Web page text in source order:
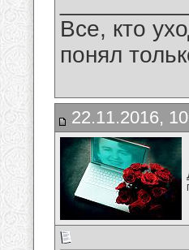
Все, кто
понял
22.11.2016,